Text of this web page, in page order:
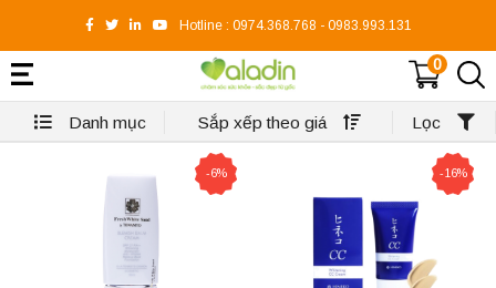
Hotline : 0974.368.768 - 0983.993.131
0
Danh mục Sắp xếp theo giá Lọc
-6% -16%